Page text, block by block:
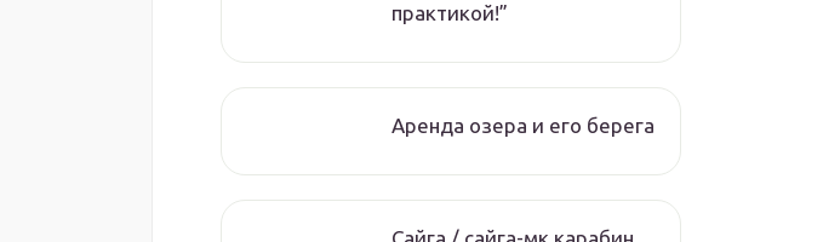
практикой!”
Аренда озера и его берега